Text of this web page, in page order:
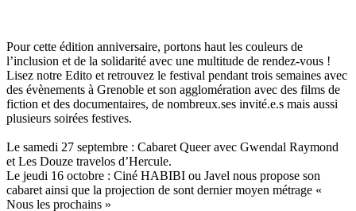
Pour cette édition anniversaire, portons haut les couleurs de
l’inclusion et de la solidarité avec une multitude de rendez-vous !
Lisez notre Edito et retrouvez le festival pendant trois semaines avec
des évènements à Grenoble et son agglomération avec des films de
fiction et des documentaires, de nombreux.ses invité.e.s mais aussi
plusieurs soirées festives.
Le samedi 27 septembre : Cabaret Queer avec Gwendal Raymond
et Les Douze travelos d’Hercule.
Le jeudi 16 octobre : Ciné HABIBI ou Javel nous propose son
cabaret ainsi que la projection de sont dernier moyen métrage «
Nous les prochains »